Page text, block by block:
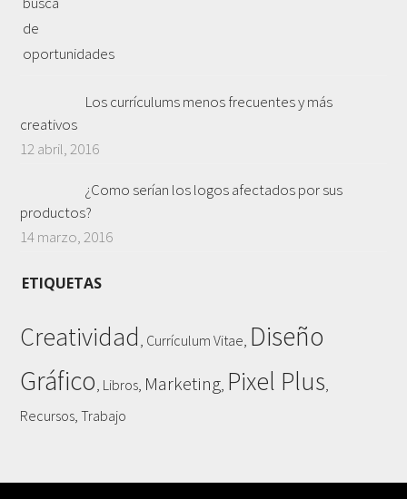
Los currículums menos frecuentes y más
creativos
12 abril, 2016
¿Como serían los logos afectados por sus
productos?
14 marzo, 2016
ETIQUETAS
Creatividad, Currículum Vitae, Diseño
Gráfico, Libros, Marketing, Pixel Plus,
Recursos,Trabajo